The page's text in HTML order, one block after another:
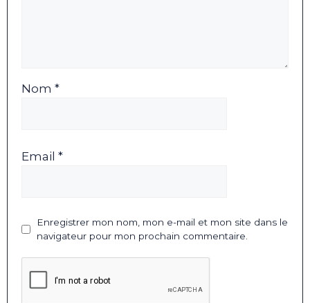
Nom *
Email *
Enregistrer mon nom, mon e-mail et mon site dans le
navigateur pour mon prochain commentaire.